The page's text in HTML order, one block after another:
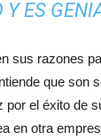
ES
sus razones
que son
por el éxito de
en otra